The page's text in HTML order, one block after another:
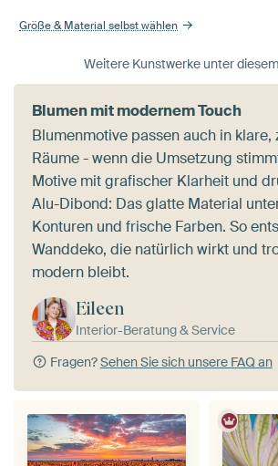
Größe & Material selbst wählen
Weitere Kunstwerke unter
Blumen mit modernem Touch
Blumenmotive passen auch in
Räume - wenn die Umsetzung
Motive mit grafischer Klarheit und
Alu-Dibond: Das glatte Material
Konturen und frische Farben. So
Wanddeko, die natürlich wirkt und
modern bleibt.
Eileen
Interior-Beratung & Service
Fragen?Sehen Sie sich unsere FAQ an